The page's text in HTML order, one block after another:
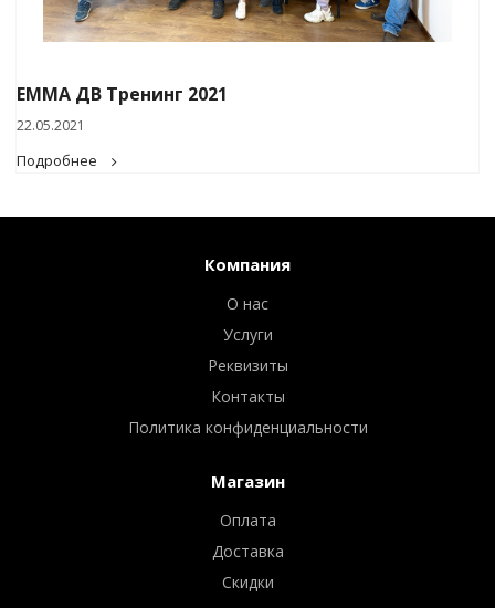
ЕММА ДВ Тренинг 2021
22.05.2021
Подробнее
Компания
О нас
Услуги
Реквизиты
Контакты
Политика конфиденциальности
Магазин
Оплата
Доставка
Скидки